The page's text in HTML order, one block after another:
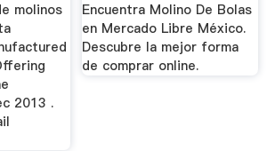
molinos
2013 .
Encuentra Molino De Bolas
en Mercado Libre México.
Descubre la mejor forma
de comprar online.